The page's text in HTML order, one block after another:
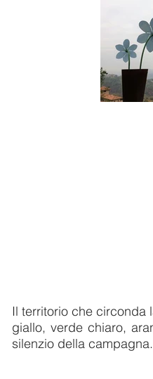
Il territorio che circonda
giallo, verde chiaro,
silenzio della campagna.